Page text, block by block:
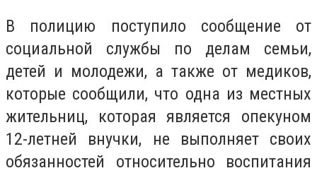
В полицию поступило сообщение от
социальной службы по делам семьи,
детей и молодежи, а также от медиков,
которые сообщили, что одна из местных
жительниц, которая является опекуном
12-летней внучки, не выполняет своих
обязанностей относительно воспитания